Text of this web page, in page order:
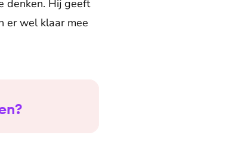
denken. Hij geeft
er wel klaar mee